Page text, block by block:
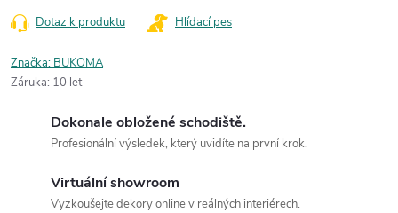
Dotaz k produktu Hlídací pes
Značka: BUKOMA
Záruka: 10 let
Dokonale obložené schodiště.
Profesionální výsledek, který uvidíte na první krok.
Virtuální showroom
Vyzkoušejte dekory online v reálných interiérech.